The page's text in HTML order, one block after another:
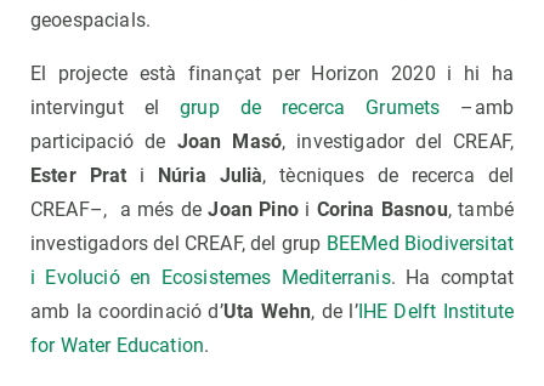
geoespacials.
El projecte està finançat per Horizon 2020 i hi ha
intervingut elgrup de recerca Grumets –amb
participació de Joan Masó, investigador del CREAF,
Ester Prat i Núria Julià, tècniques de recerca del
CREAF–, a més deJoan Pinoi Corina Basnou, també
investigadors del CREAF, del grup BEEMed Biodiversitat
i Evolució en Ecosistemes Mediterranis. Ha comptat
amb la coordinació d’Uta Wehn, de l’IHE Delft Institute
for Water Education.